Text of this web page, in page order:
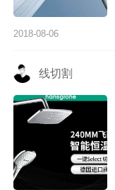
2018-08-06
线切割